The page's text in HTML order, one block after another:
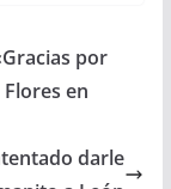
por
en
darle